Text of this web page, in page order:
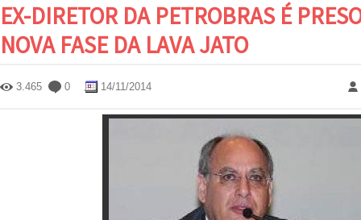
EX-DIRETOR DA PETROBRAS É
NOVA FASE DA LAVA JATO
3.465 0 14/11/2014